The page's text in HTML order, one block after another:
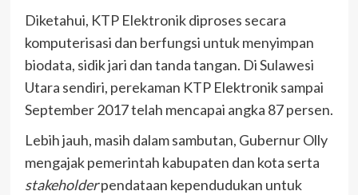
Diketahui, KTP Elektronik diproses secara
komputerisasi dan berfungsi untuk menyimpan
biodata, sidik jari dan tanda tangan. Di Sulawesi
Utara sendiri, perekaman KTP Elektronik sampai
September 2017 telah mencapai angka 87 persen.
Lebih jauh, masih dalam sambutan, Gubernur Olly
mengajak pemerintah kabupaten dan kota serta
stakeholderpendataan kependudukan untuk